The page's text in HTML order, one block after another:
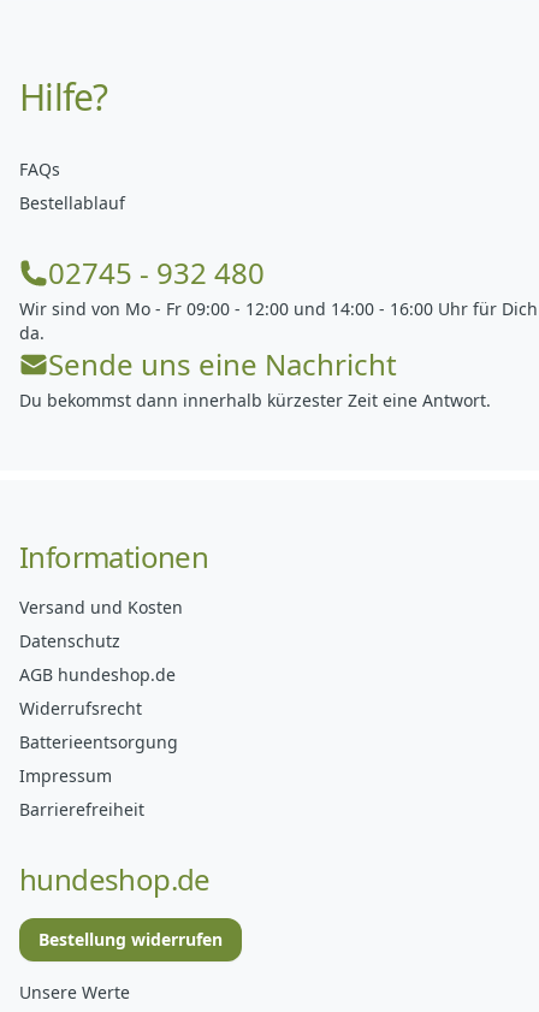
Hilfe?
FAQs
Bestellablauf
02745 - 932 480
Wir sind von Mo - Fr 09:00 - 12:00 und 14:00 - 16:00 Uhr für Dich
da.
Sende uns eine Nachricht
Du bekommst dann innerhalb kürzester Zeit eine Antwort.
Informationen
Versand und Kosten
Datenschutz
AGB hundeshop.de
Widerrufsrecht
Batterieentsorgung
Impressum
Barrierefreiheit
hundeshop.de
Bestellung widerrufen
Unsere Werte